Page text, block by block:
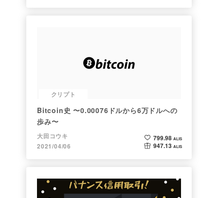
クリプト
Bitcoin史 〜0.00076ドルから6万ドルへの
歩み〜
大田コウキ
2021/04/06
799.98 ALIS
947.13 ALIS